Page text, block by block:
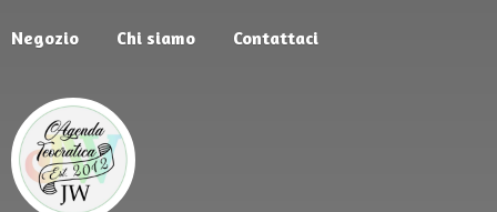
Negozio Chi siamo Contattaci